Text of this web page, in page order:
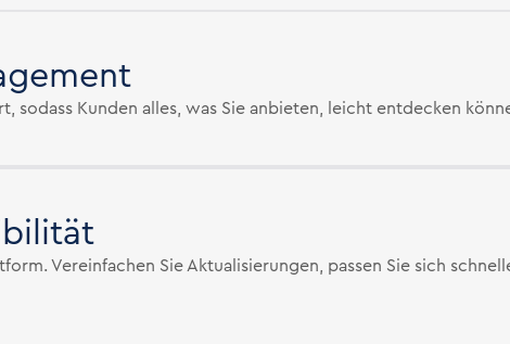
sodass Kunden alles, was Sie anbieten, leicht entdecken
Vereinfachen Sie Aktualisierungen, passen Sie sich